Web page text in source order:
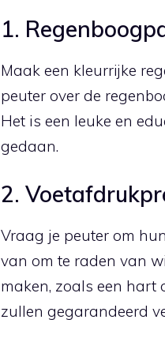
1.
Maak een kleurrijke
peuter over de
Het is een leuke en
gedaan.
2.
Vraag je peuter om
van om te raden van
maken, zoals een hart
zullen gegarandeerd